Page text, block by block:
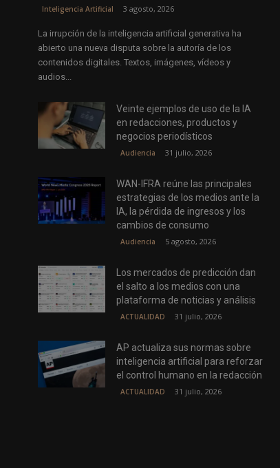
Inteligencia Artificial 3 agosto, 2026
La irrupción de la inteligencia artificial generativa ha
abierto una nueva disputa sobre la autoría de los
contenidos digitales. Textos, imágenes, vídeos y
audios...
Veinte ejemplos de uso de la IA
en redacciones, productos y
negocios periodísticos
Audiencia 31 julio, 2026
WAN-IFRA reúne las principales
estrategias de los medios ante la
IA, la pérdida de ingresos y los
cambios de consumo
Audiencia 5 agosto, 2026
Los mercados de predicción dan
el salto a los medios con una
plataforma de noticias y análisis
ACTUALIDAD 31 julio, 2026
AP actualiza sus normas sobre
inteligencia artificial para reforzar
el control humano en la redacción
ACTUALIDAD 31 julio, 2026